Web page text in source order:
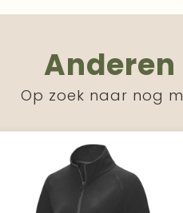
Op zoek naar nog